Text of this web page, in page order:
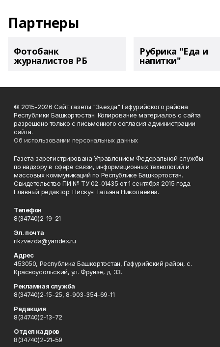
Партнеры
Фотобанк
журналистов РБ
Рубрика "Еда и
напитки"
© 2015-2026 Сайт газеты "Звезда" Гафурийского района
Республики Башкортостан. Копирование материалов с сайта
разрешено только с письменного согласия администрации
сайта.
Об использовании персональных данных
Газета зарегистрирована Управлением Федеральной службы
по надзору в сфере связи, информационных технологий и
массовых коммуникаций по Республике Башкортостан.
Свидетельство ПИ № ТУ 02-01435 от 1 сентября 2015 года.
Главный редактор: Пискун Татьяна Николаевна.
Телефон
8(34740)2-19-21
Эл. почта
rikzvezda@yandex.ru
Адрес
453050, Республика Башкортостан, Гафурийский район, с.
Красноусольский, ул. Фрунзе, д. 33.
Рекламная служба
8(34740)2-15-25, 8-903-354-69-11
Редакция
8(34740)2-13-72
Отдел кадров
8(34740)2-21-59